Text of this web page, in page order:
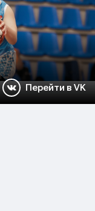
Перейти в VK